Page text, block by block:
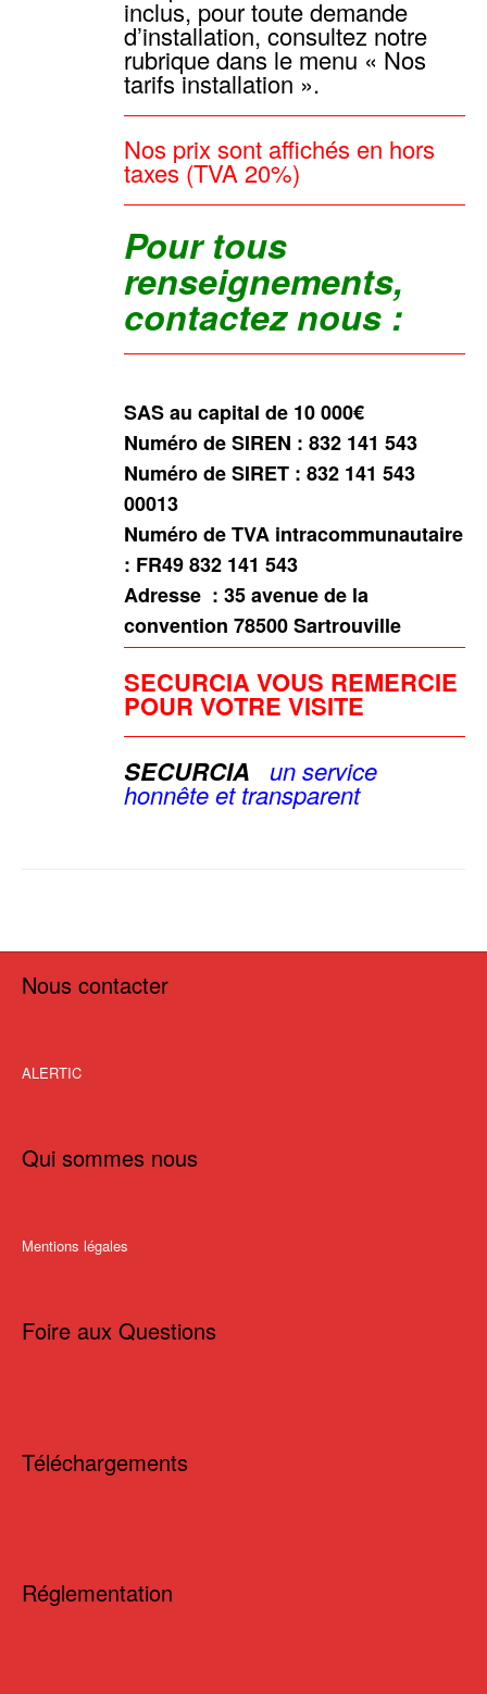
inclus, pour toute demande
d’installation, consultez notre
rubrique dans le menu « Nos
tarifs installation ».
Nos prix sont affichés en hors
taxes (TVA 20%)
Pour tous
renseignements,
contactez nous :
SAS au capital de 10 000€
Numéro de SIREN : 832 141 543
Numéro de SIRET : 832 141 543
00013
Numéro de TVA intracommunautaire
: FR49 832 141 543
Adresse : 35 avenue de la
convention 78500 Sartrouville
SECURCIA VOUS REMERCIE
POUR VOTRE VISITE
SECURCIA
un service
honnête ettransparent
Nous contacter
ALERTIC
Qui sommes nous
Mentions légales
Foire aux Questions
Téléchargements
Réglementation